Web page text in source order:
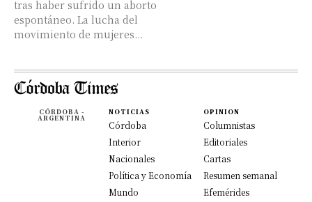
tras haber sufrido un aborto
espontáneo. La lucha del
movimiento de mujeres...
CÓRDOBA -
ARGENTINA
NOTICIAS
Córdoba
Interior
Nacionales
Política y Economía
Mundo
OPINION
Columnistas
Editoriales
Cartas
Resumen semanal
Efemérides